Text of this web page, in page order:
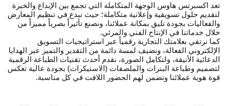
تعد اكسبرتس هاوس الوجهة المتكاملة التي تجمع بين الإبداع والخبرة
لتقديم حلول تسويقية وإعلانية متكاملة؛ حيث نبدع في تنظيم المعارض
والفعاليات بجودة تليق بمكانة عملائنا، ونصنع تأثيراً بصرياً مميزاً من
خلال خدماتنا في الإنتاج الفني والمرئي.
كما نرتقي بعلامتك التجارية رقمياً عبر استراتيجيات التسويق
الإلكتروني الفعالة، ونضيف لمسة دائمة من التقدير والتميز عبر الهدايا
الدعائية الأنيقة، ولتكامل الصورة، نقدم أحدث تقنيات الطباعة الرقمية
لتصميم وطباعة البنرات والملصقات (الاستيكرات) بجودة عالية تعكس
قوة هوية عملائنا وتضمن لهم الحضور اللافت في كل مناسبة.